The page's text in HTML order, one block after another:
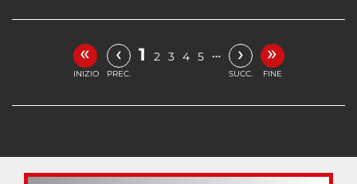
«
INIZIO
‹
PREC.
1 2 3 4 5 … ›
SUCC.
»
FINE